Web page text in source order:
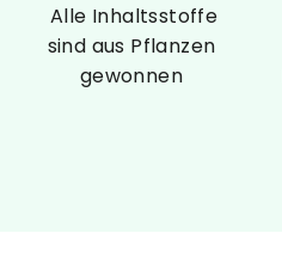
Alle Inhaltsstoffe
sind aus Pflanzen
gewonnen